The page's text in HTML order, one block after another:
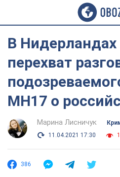
В
перехват
МН17 о
Марина Лисничук
11.04.2021 17:30
386